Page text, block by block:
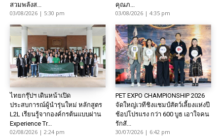
สวมพลังส...
03/08/2026 | 5:30 pm
คุณภ...
03/08/2026 | 4:35 pm
ไทยกรุ๊ปฯ เดินหน้าเปิด
ประสบการณ์ผู้นำรุ่นใหม่ หลักสูตร
L2L เรียนรู้จากองค์กรต้นแบบผ่าน
Experience Tr...
02/08/2026 | 2:24 pm
PET EXPO CHAMPIONSHIP 2026
จัดใหญ่เวทีชิงแชมป์สัตว์เลี้ยงแห่งปี
ช้อปโปรแรง กว่า 600 บูธ เอาใจคน
รักสั...
30/07/2026 | 6:42 pm